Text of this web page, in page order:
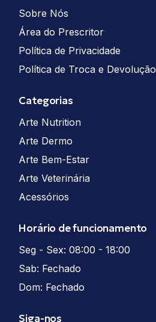
Sobre Nós
Área do Prescritor
Política de Privacidade
Política de Troca e Devolução
Categorias
Arte Nutrition
Arte Dermo
Arte Bem-Estar
Arte Veterinária
Acessórios
Horário de funcionamento
Seg - Sex: 08:00 - 18:00
Sab: Fechado
Dom: Fechado
Siga-nos